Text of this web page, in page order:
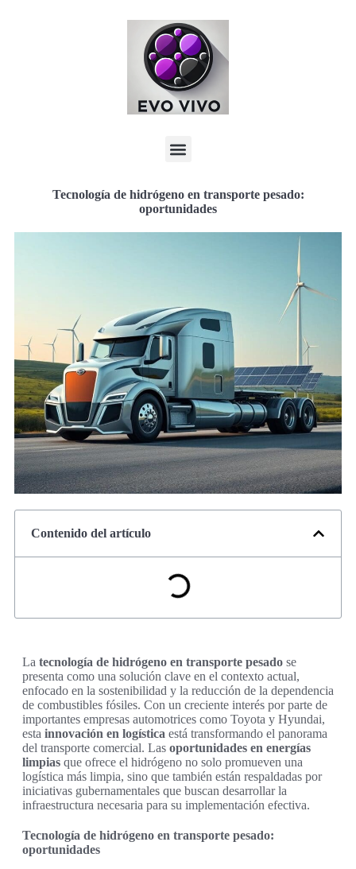
Tecnología de hidrógeno en transporte pesado:
oportunidades
Contenido del artículo
La tecnología de hidrógeno en transporte pesado se
presenta como una solución clave en el contexto actual,
enfocado en la sostenibilidad y la reducción de la dependencia
de combustibles fósiles. Con un creciente interés por parte de
importantes empresas automotrices como Toyota y Hyundai,
esta innovación en logística está transformando el panorama
del transporte comercial. Las oportunidades en energías
limpias que ofrece el hidrógeno no solo promueven una
logística más limpia, sino que también están respaldadas por
iniciativas gubernamentales que buscan desarrollar la
infraestructura necesaria para su implementación efectiva.
Tecnología de hidrógeno en transporte pesado:
oportunidades